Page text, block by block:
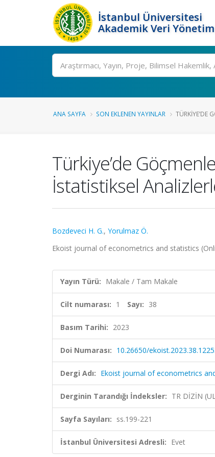
İstanbul Üniversitesi
Akademik Veri
Ara
ANA SAYFA SON EKLENEN YAYINLAR TÜRKIYE’DE
Türkiye’de
İstatistiksel
Bozdeveci H. G., Yorulmaz Ö.
Ekoist journal of econometrics and statistics
Yayın Türü: Makale / Tam Makale
Cilt numarası: 1 Sayı: 38
Basım Tarihi: 2023
Doi Numarası: 10.26650/
Dergi Adı: Ekoist journal of econometrics
Derginin Tarandığı İndeksler: TR DİZİN
Sayfa Sayıları: ss.199-221
İstanbul Üniversitesi Adresli: Evet